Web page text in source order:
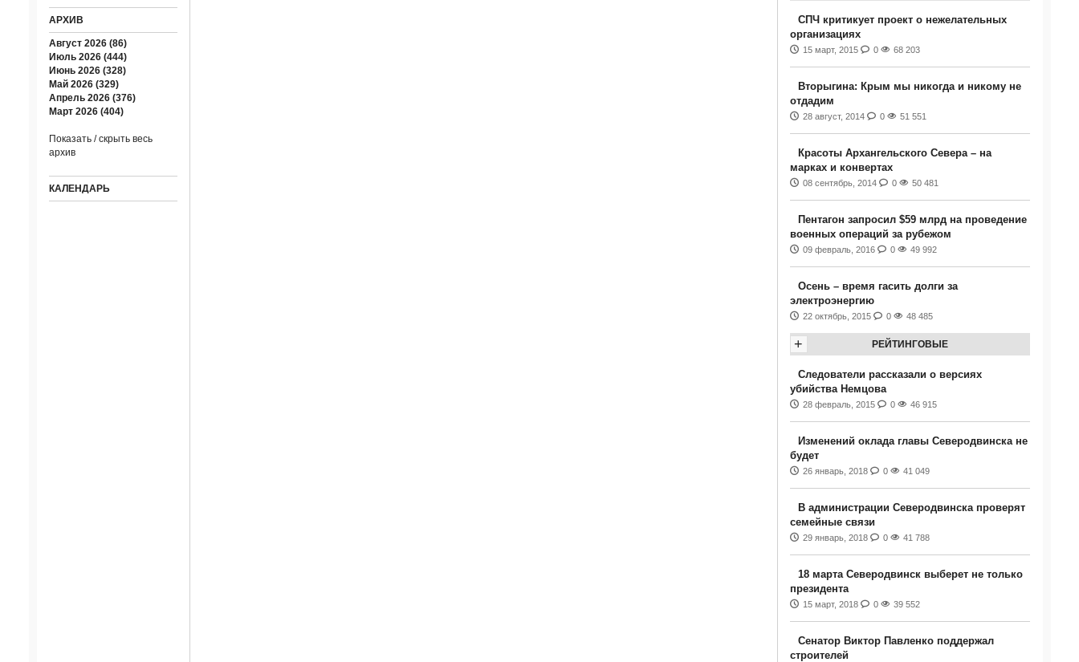
СПЧ критикует проект о нежелательных
организациях
15 март, 2015 0 68 203
Вторыгина: Крым мы никогда и никому не
отдадим
28 август, 2014 0 51 551
Красоты Архангельского Севера – на
марках и конвертах
08 сентябрь, 2014 0 50 481
Пентагон запросил $59 млрд на проведение
военных операций за рубежом
09 февраль, 2016 0 49 992
Осень – время гасить долги за
электроэнергию
22 октябрь, 2015 0 48 485
РЕЙТИНГОВЫЕ
+
Следователи рассказали о версиях
убийства Немцова
28 февраль, 2015 0 46 915
Изменений оклада главы Северодвинска не
будет
26 январь, 2018 0 41 049
В администрации Северодвинска проверят
семейные связи
29 январь, 2018 0 41 788
18 марта Северодвинск выберет не только
президента
15 март, 2018 0 39 552
Сенатор Виктор Павленко поддержал
строителей
АРХИВ
Август 2026 (86)
Июль 2026 (444)
Июнь 2026 (328)
Май 2026 (329)
Апрель 2026 (376)
Март 2026 (404)
Показать / скрыть весь
архив
КАЛЕНДАРЬ